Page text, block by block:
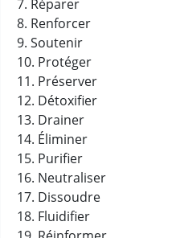
7. Réparer
8. Renforcer
9. Soutenir
10. Protéger
11. Préserver
12. Détoxifier
13. Drainer
14. Éliminer
15. Purifier
16. Neutraliser
17. Dissoudre
18. Fluidifier